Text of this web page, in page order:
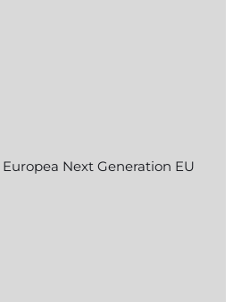
Next Generation EU